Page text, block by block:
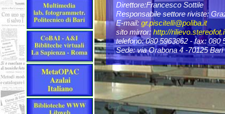
Direttore:Francesco Sottile
Responsabile settore riviste:
E-mail:gr.piscitelli@poliba.it
sito mirror:http://
telefono:080 5963862- fax:080
Sede:via Orabona 4 -70125 Bari